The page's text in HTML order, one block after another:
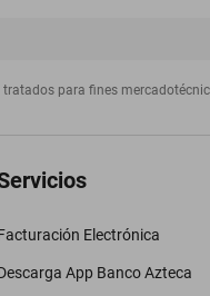
para fines
Electrónica
App Banco Azteca